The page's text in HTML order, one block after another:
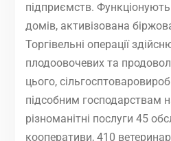
підприємств.
домів, активізована
Торгівельні операції
плодоовочевих та
цього,
підсобним господарствам
різноманітні послуги 45
кооперативи, 410